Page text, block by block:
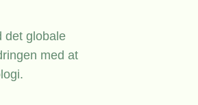
det globale
med at